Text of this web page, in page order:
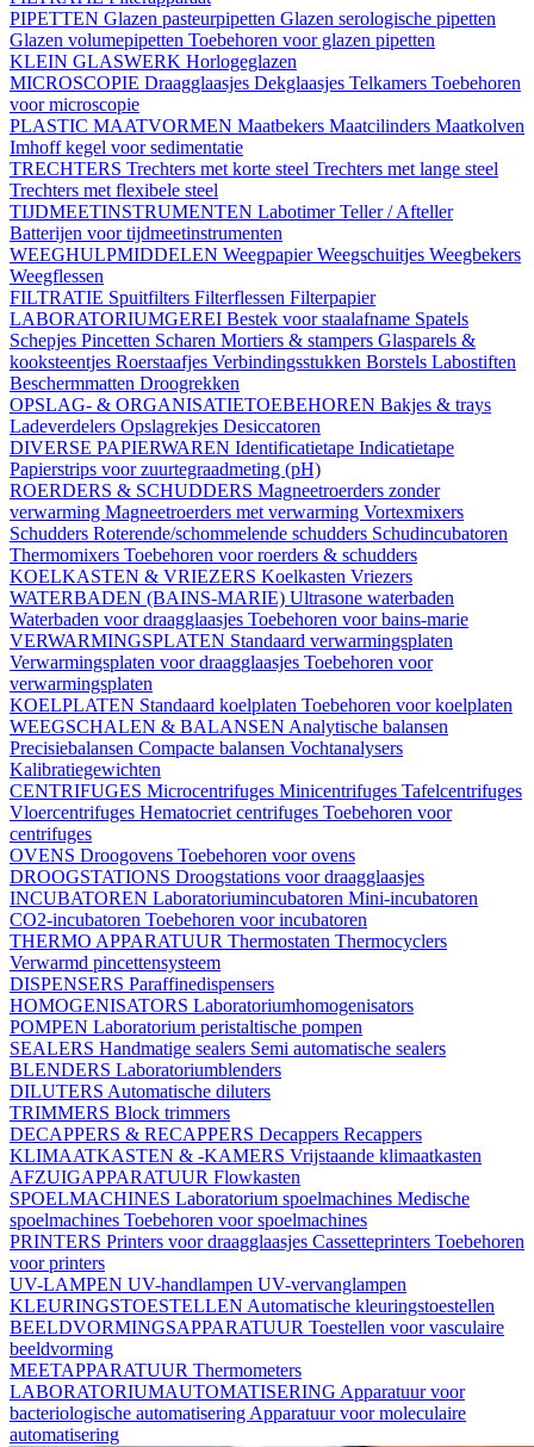
PIPETTEN Glazen pasteurpipetten Glazen serologische pipetten
Glazen volumepipetten Toebehoren voor glazen pipetten
KLEIN GLASWERK Horlogeglazen
MICROSCOPIE Draagglaasjes Dekglaasjes Telkamers Toebehoren
voor microscopie
PLASTIC MAATVORMEN Maatbekers Maatcilinders Maatkolven
Imhoff kegel voor sedimentatie
TRECHTERS Trechters met korte steel Trechters met lange steel
Trechters met flexibele steel
TIJDMEETINSTRUMENTEN LabotimerTeller / Afteller
Batterijen voor tijdmeetinstrumenten
WEEGHULPMIDDELEN WeegpapierWeegschuitjes Weegbekers
Weegflessen
FILTRATIE Spuitfilters Filterflessen Filterpapier
LABORATORIUMGEREI Bestek voor staalafname Spatels
Schepjes Pincetten Scharen Mortiers & stampers Glasparels &
kooksteentjes Roerstaafjes Verbindingsstukken Borstels Labostiften
Beschermmatten Droogrekken
OPSLAG- & ORGANISATIETOEBEHOREN Bakjes & trays
Ladeverdelers Opslagrekjes Desiccatoren
DIVERSE PAPIERWAREN Identificatietape Indicatietape
Papierstrips voor zuurtegraadmeting (pH)
ROERDERS & SCHUDDERS Magneetroerders zonder
verwarming Magneetroerders met verwarming Vortexmixers
Schudders Roterende/schommelende schudders Schudincubatoren
Thermomixers Toebehoren voor roerders & schudders
KOELKASTEN & VRIEZERS Koelkasten Vriezers
WATERBADEN (BAINS-MARIE) Ultrasone waterbaden
Waterbaden voor draagglaasjes Toebehoren voor bains-marie
VERWARMINGSPLATEN Standaard verwarmingsplaten
Verwarmingsplaten voor draagglaasjes Toebehoren voor
verwarmingsplaten
KOELPLATEN Standaard koelplaten Toebehoren voor koelplaten
WEEGSCHALEN & BALANSEN Analytische balansen
Precisiebalansen Compacte balansen Vochtanalysers
Kalibratiegewichten
CENTRIFUGES Microcentrifuges Minicentrifuges Tafelcentrifuges
Vloercentrifuges Hematocriet centrifuges Toebehoren voor
centrifuges
OVENS Droogovens Toebehoren voor ovens
DROOGSTATIONS Droogstations voor draagglaasjes
INCUBATOREN Laboratoriumincubatoren Mini-incubatoren
CO2-incubatoren Toebehoren voor incubatoren
THERMO APPARATUUR Thermostaten Thermocyclers
Verwarmd pincettensysteem
DISPENSERS Paraffinedispensers
HOMOGENISATORS Laboratoriumhomogenisators
POMPEN Laboratorium peristaltische pompen
SEALERS Handmatige sealers Semi automatische sealers
BLENDERS Laboratoriumblenders
DILUTERS Automatische diluters
TRIMMERS Block trimmers
DECAPPERS & RECAPPERS Decappers Recappers
KLIMAATKASTEN & -KAMERS Vrijstaande klimaatkasten
AFZUIGAPPARATUUR Flowkasten
SPOELMACHINES Laboratorium spoelmachines Medische
spoelmachines Toebehoren voor spoelmachines
PRINTERS Printers voor draagglaasjes Cassetteprinters Toebehoren
voor printers
UV-LAMPEN UV-handlampen UV-vervanglampen
KLEURINGSTOESTELLEN Automatische kleuringstoestellen
BEELDVORMINGSAPPARATUUR Toestellen voor vasculaire
beeldvorming
MEETAPPARATUUR Thermometers
LABORATORIUMAUTOMATISERING Apparatuur voor
bacteriologische automatisering Apparatuur voor moleculaire
automatisering